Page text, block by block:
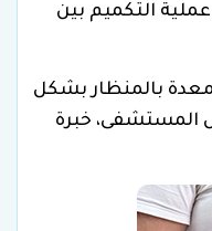
التكميم بين
بالمنظار بشكل
المستشفى، خبرة